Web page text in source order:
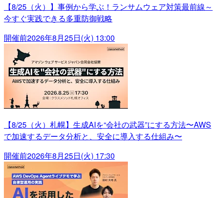
【8/25（火）】事例から学ぶ！ランサムウェア対策最前線～
今すぐ実践できる多重防御戦略
開催前2026年8月25日(火) 13:00
【8/25（火）札幌】生成AIを“会社の武器”にする方法〜AWS
で加速するデータ分析と、安全に導入する仕組み〜
開催前2026年8月25日(火) 17:30